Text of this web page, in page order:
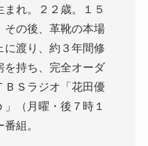
れ。２２歳。１５
その後、革靴の本場
に渡り、約３年間修
を持ち、完全オーダ
ＢＳラジオ「花田優
（月曜・後７時１
組。